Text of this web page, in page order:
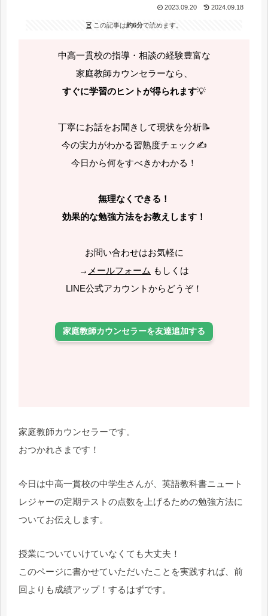
2023.09.20 2024.09.18
この記事は約6分で読めます。
中高一貫校の指導・相談の経験豊富な
家庭教師カウンセラーなら、
すぐに学習のヒントが得られます💡
丁寧にお話をお聞きして現状を分析📝
今の実力がわかる習熟度チェック✍️
今日から何をすべきかわかる！
無理なくできる！
効果的な勉強方法をお教えします！
お問い合わせはお気軽に
→ メールフォーム もしくは
LINE公式アカウントからどうぞ！
家庭教師カウンセラーを友達追加する
家庭教師カウンセラーです。
おつかれさまです！
今日は中高一貫校の中学生さんが、英語教科書ニュート
レジャーの定期テストの点数を上げるための勉強方法に
ついてお伝えします。
授業についていけていなくても大丈夫！
このページに書かせていただいたことを実践すれば、前
回よりも成績アップ！するはずです。